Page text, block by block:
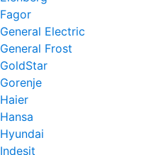
Fagor
General Electric
General Frost
GoldStar
Gorenje
Haier
Hansa
Hyundai
Indesit